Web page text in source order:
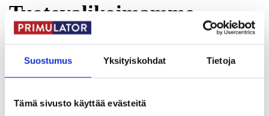
Suostumus Yksityiskohdat Tietoja
Tämä sivusto käyttää evästeitä
Tuotevalikoimamme